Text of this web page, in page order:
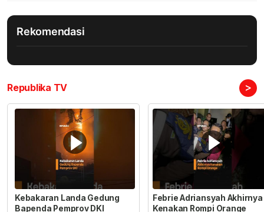
Rekomendasi
Republika TV >
Kebakaran Landa Gedung
Bapenda Pemprov DKI
Febrie Adriansyah Akhirnya
Kenakan Rompi Orange